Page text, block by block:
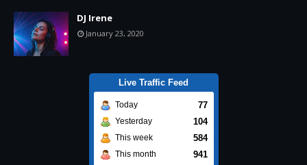
DJ Irene
January 23, 2020
Live Traffic Feed
Today 77
Yesterday 104
This week 584
This month 941